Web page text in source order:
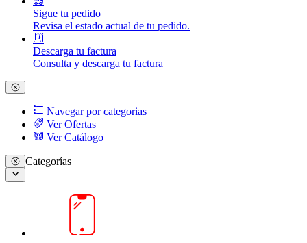
Sigue tu pedido
Revisa el estado actual de tu pedido.
Descarga tu factura
Consulta y descarga tu factura
Navegar por categorias
Ver Ofertas
Ver Catálogo
Categorías